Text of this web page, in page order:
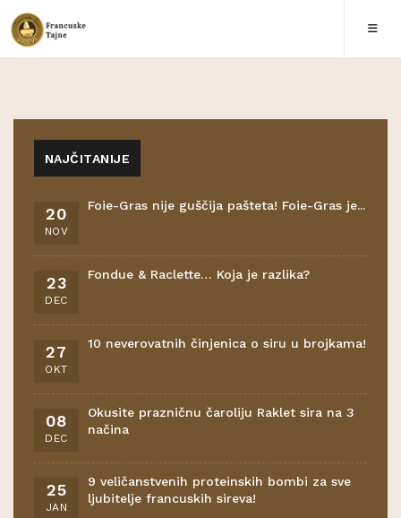
NAJČITANIJE
20
NOV
Foie-Gras nije guščija pašteta! Foie-Gras je...
23
DEC
Fondue & Raclette… Koja je razlika?
27
OKT
10 neverovatnih činjenica o siru u brojkama!
08
DEC
Okusite prazničnu čaroliju Raklet sira na 3
načina
25
JAN
9 veličanstvenih proteinskih bombi za sve
ljubitelje francuskih sireva!